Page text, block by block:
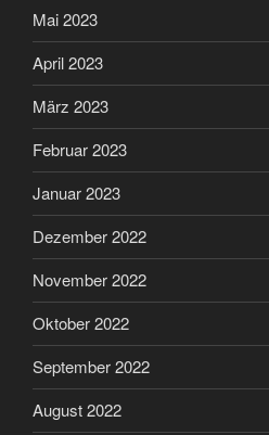
Mai 2023
April 2023
März 2023
Februar 2023
Januar 2023
Dezember 2022
November 2022
Oktober 2022
September 2022
August 2022